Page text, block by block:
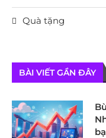
Quà tặng
BÀI VIẾT GẦN ĐÂY